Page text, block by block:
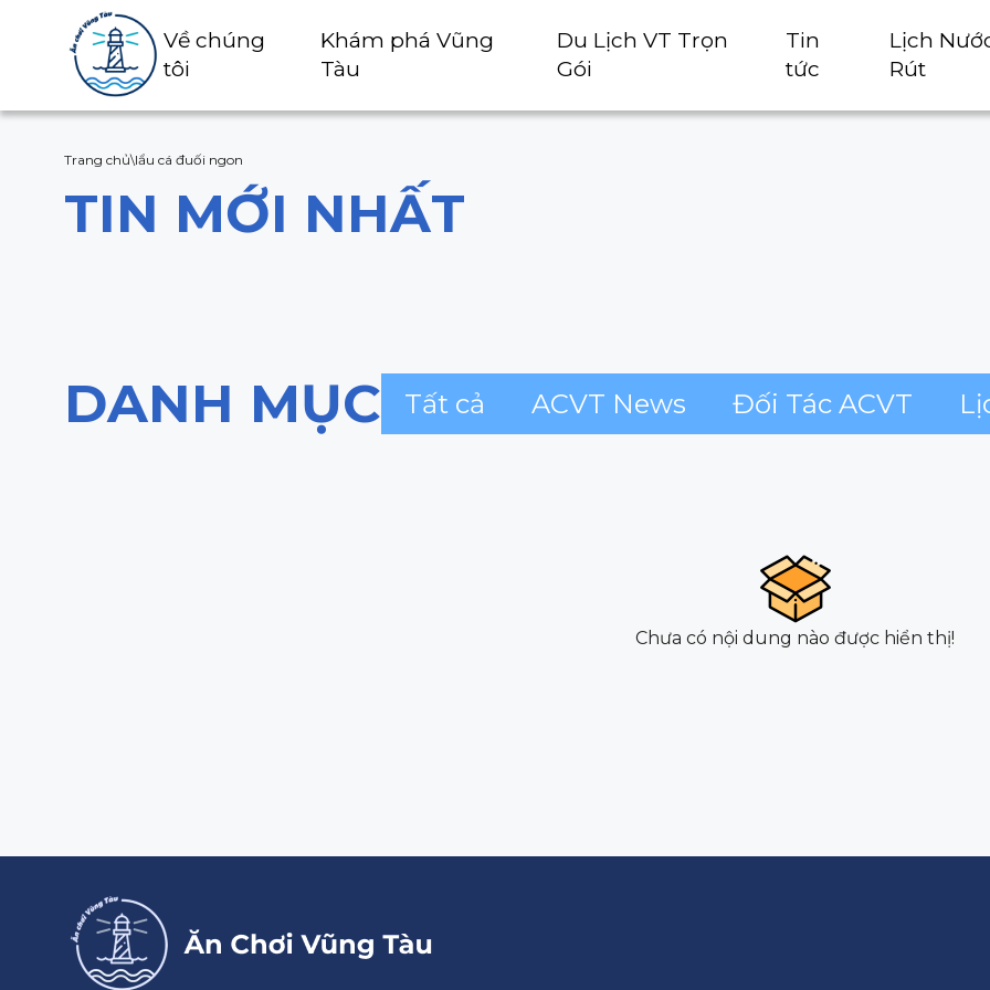
Về chúng
tôi
Khám phá Vũng
Tàu
Du Lịch VT Trọn
Gói
Tin
tức
Lịch
Rút
Trang chủ\lẩu cá đuối ngon
TIN MỚI NHẤT
DANH MỤC Tất cả ACVT News Đối Tác ACVT
Chưa có nội dung nào được hiển thị!